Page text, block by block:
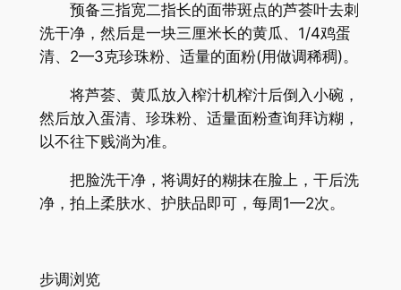
预备三指宽二指长的面带斑点的芦荟叶去刺
洗干净，然后是一块三厘米长的黄瓜、1/4鸡蛋
清、2—3克珍珠粉、适量的面粉(用做调稀稠)。
将芦荟、黄瓜放入榨汁机榨汁后倒入小碗，
然后放入蛋清、珍珠粉、适量面粉查询拜访糊，
以不往下贱淌为准。
把脸洗干净，将调好的糊抹在脸上，干后洗
净，拍上柔肤水、护肤品即可，每周1—2次。
步调浏览